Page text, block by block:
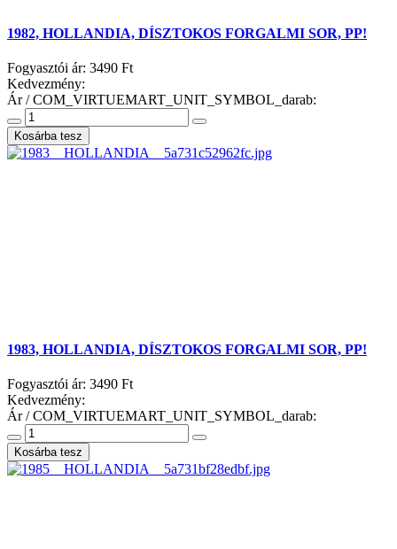
1982, HOLLANDIA, DÍSZTOKOS FORGALMI SOR, PP!
Fogyasztói ár: 3490 Ft
Kedvezmény:
Ár / COM_VIRTUEMART_UNIT_SYMBOL_darab:
1983, HOLLANDIA, DÍSZTOKOS FORGALMI SOR, PP!
Fogyasztói ár: 3490 Ft
Kedvezmény:
Ár / COM_VIRTUEMART_UNIT_SYMBOL_darab: